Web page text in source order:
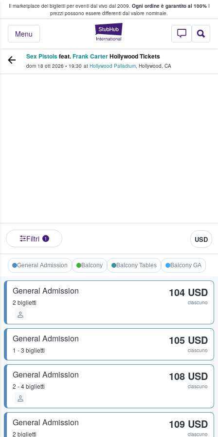
Il marketplace dei biglietti per eventi dal vivo dal 2009. Ogni ordine è garantito al 100%I
prezzi possono essere differenti dal valore nominale.
StubHub - Dove
Menu
fan comprano e vendono biglietti
Sex Pistolsfeat.Frank CarterHollywood Tickets
dom 18 ott 2026 • 19:30 at Hollywood Palladium, Hollywood, CA
Filtri 1 USD
General Admission Balcony Balcony Tables Balcony GA
General Admission
2 biglietti
104 USD
ciascuno
General Admission
1 - 3 biglietti
105 USD
ciascuno
General Admission
2 - 4 biglietti
108 USD
ciascuno
General Admission
2 biglietti
109 USD
ciascuno